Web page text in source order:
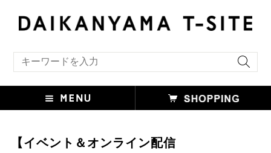
【イベント＆オンライン配信